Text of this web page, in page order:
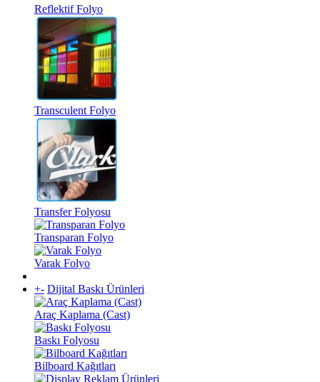
Reflektif Folyo
Transculent Folyo
Transfer Folyosu
Transparan Folyo
Varak Folyo
+- Dijital Baskı Ürünleri
Araç Kaplama (Cast)
Baskı Folyosu
Bilboard Kağıtları